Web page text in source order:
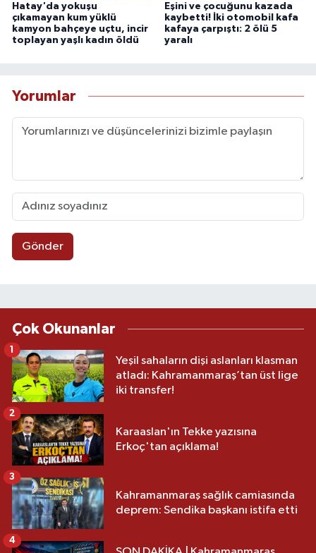
Hatay'da yokuşu
çıkamayan kum yüklü
kamyon bahçeye uçtu, incir
toplayan yaşlı kadın öldü
Eşini ve çocuğunu kazada
kaybetti! İki otomobil kafa
kafaya çarpıştı: 2 ölü 5
yaralı
Yorumlar
Gönder
Çok Okunanlar
Yeşil sahaların dişi aslanları klasman
atladı: Kahramanmaraş’tan üst lige
iki transfer!
1
Karaaslan'ın Tekke yazısına
Erkoç'tan açıklama!
2
Kahramanmaraş sağlık camiasında
deprem: Sendika başkanı istifa etti
3
4